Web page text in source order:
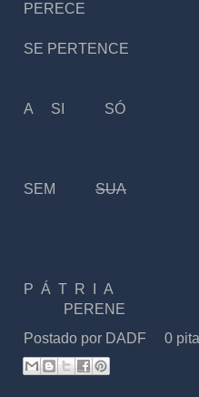
PERECE
SE PERTENCE
A SI SÓ
SEM SUA
P Á T R I A
PERENE
Postado por DADF 0